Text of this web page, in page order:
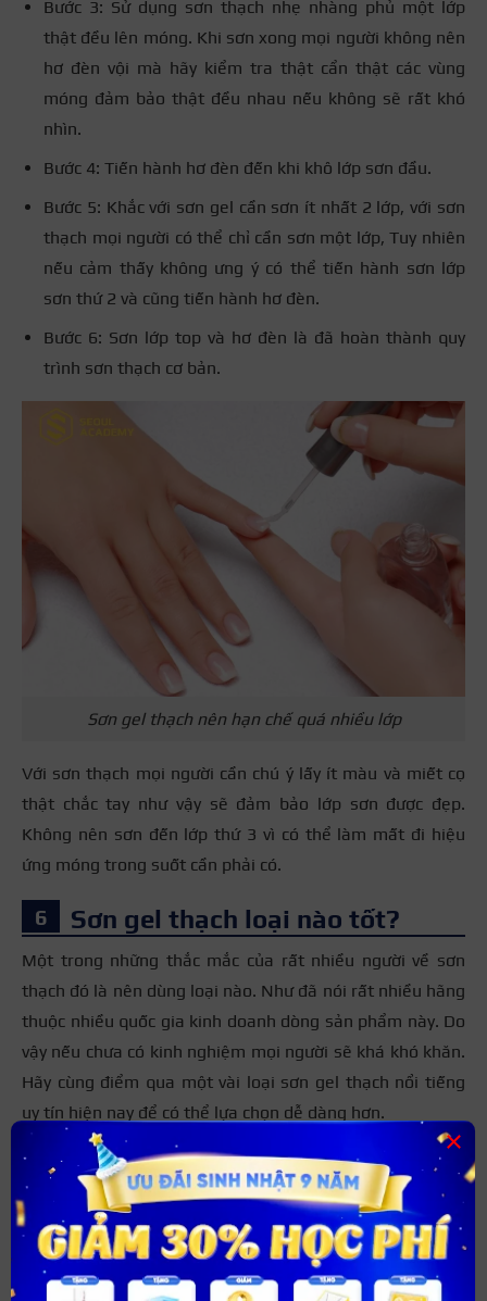
Bước 3: Sử dụng sơn thạch nhẹ nhàng phủ một lớp
thật đều lên móng. Khi sơn xong mọi người không nên
hơ đèn vội mà hãy kiểm tra thật cẩn thật các vùng
móng đảm bảo thật đều nhau nếu không sẽ rất khó
nhìn.
Bước 4: Tiến hành hơ đèn đến khi khô lớp sơn đầu.
Bước 5: Khắc với sơn gel cần sơn ít nhất 2 lớp, với sơn
thạch mọi người có thể chỉ cần sơn một lớp, Tuy nhiên
nếu cảm thấy không ưng ý có thể tiến hành sơn lớp
sơn thứ 2 và cũng tiến hành hơ đèn.
Bước 6: Sơn lớp top và hơ đèn là đã hoàn thành quy
trình sơn thạch cơ bản.
Sơn gel thạch nên hạn chế quá nhiều lớp
Với sơn thạch mọi người cần chú ý lấy ít màu và miết cọ
thật chắc tay như vậy sẽ đảm bảo lớp sơn được đẹp.
Không nên sơn đến lớp thứ 3 vì có thể làm mất đi hiệu
ứng móng trong suốt cần phải có.
Sơn gel thạch loại nào tốt?
Một trong những thắc mắc của rất nhiều người về sơn
thạch đó là nên dùng loại nào. Như đã nói rất nhiều hãng
thuộc nhiều quốc gia kinh doanh dòng sản phẩm này. Do
vậy nếu chưa có kinh nghiệm mọi người sẽ khá khó khăn.
Hãy cùng điểm qua một vài loại sơn gel thạch nổi tiếng
uy tín hiện nay để có thể lựa chọn dễ dàng hơn.
Hãng sơn gel Very Good Nail:Xuất xứ từ Hàn Quốc
có giá bán khoảng 500.000Đ.
Sơn gel thạch Polish RuBy:Được bán với giá khoảng
65.000Đ.
Sơn gel thương hiệu TAO:
Hiện nay một bộ 24 chai
×